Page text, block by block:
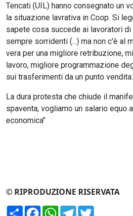
Tencati (UIL) hanno consegnato un
la situazione lavrativa in Coop. Si
sapete cosa succede ai lavoratori
sempre sorridenti (...) ma non c'è al
vera per una migliore retribuzione,
lavoro, migliore programmazione
sui trasferimenti da un punto
La dura protesta che chiude il
spaventa, vogliamo un salario equo
economica"
© RIPRODUZIONE RISERVATA
CondividiFacebookWhatsApp
Telegram